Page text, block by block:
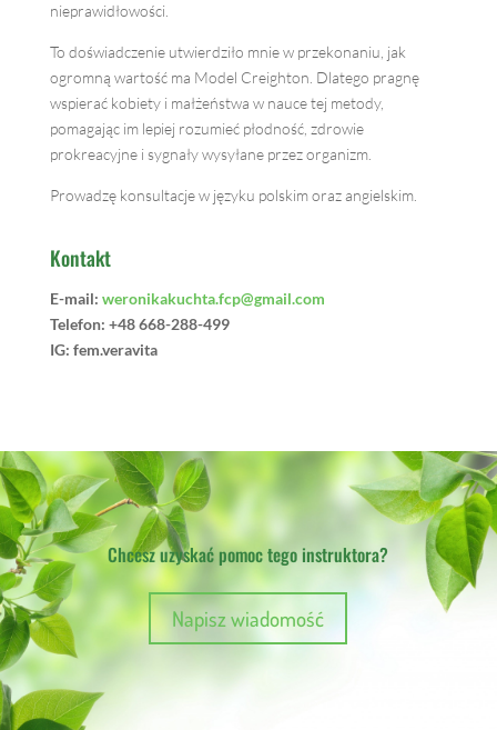
nieprawidłowości.
To doświadczenie utwierdziło mnie w przekonaniu, jak
ogromną wartość ma Model Creighton. Dlatego pragnę
wspierać kobiety i małżeństwa w nauce tej metody,
pomagając im lepiej rozumieć płodność, zdrowie
prokreacyjne i sygnały wysyłane przez organizm.
Prowadzę konsultacje w języku polskim oraz angielskim.
Kontakt
E-mail: weronikakuchta.fcp@gmail.com
Telefon: +48668-288-499
IG: fem.veravita
Chcesz uzyskać pomoc tego instruktora?
Napisz wiadomość